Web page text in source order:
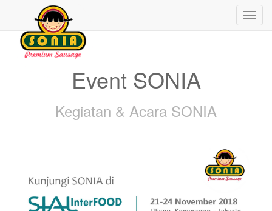
Event SONIA
Kegiatan & Acara SONIA